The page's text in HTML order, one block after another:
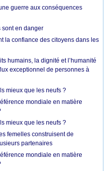
guerre aux conséquences
sont en danger
la confiance des citoyens dans les
humains, la dignité et l’humanité
exceptionnel de personnes à
mieux que les neufs ?
mondiale en matière
mieux que les neufs ?
femelles construisent de
partenaires
mondiale en matière